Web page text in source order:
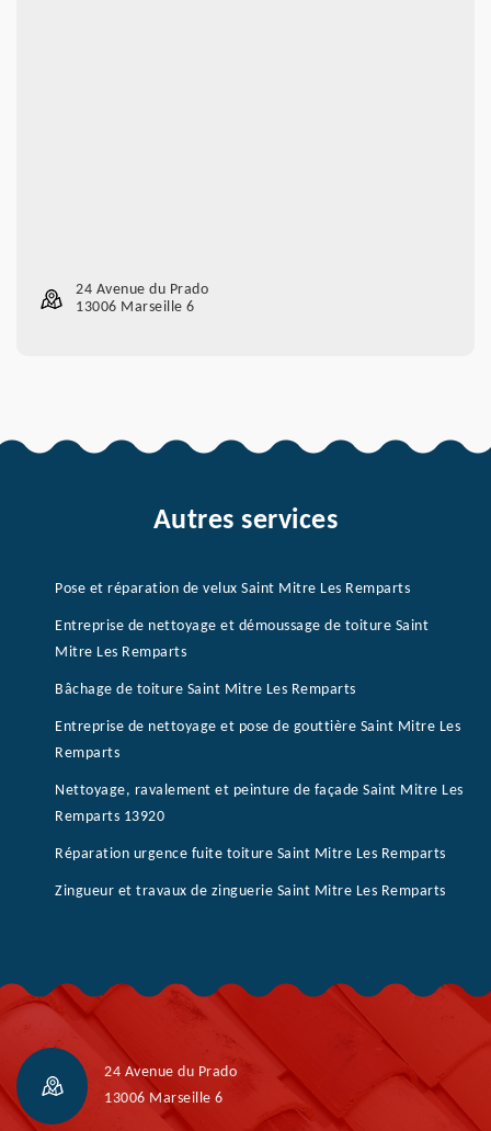
24 Avenue du Prado
13006 Marseille 6
Autres services
Pose et réparation de velux Saint Mitre Les Remparts
Entreprise de nettoyage et démoussage de toiture Saint
Mitre Les Remparts
Bâchage de toiture Saint Mitre Les Remparts
Entreprise de nettoyage et pose de gouttière Saint Mitre Les
Remparts
Nettoyage, ravalement et peinture de façade Saint Mitre Les
Remparts 13920
Réparation urgence fuite toiture Saint Mitre Les Remparts
Zingueur et travaux de zinguerie Saint Mitre Les Remparts
24 Avenue du Prado
13006 Marseille 6